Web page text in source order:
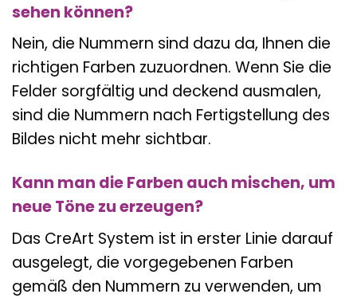
sehen können?
Nein, die Nummern sind dazu da, Ihnen die
richtigen Farben zuzuordnen. Wenn Sie die
Felder sorgfältig und deckend ausmalen,
sind die Nummern nach Fertigstellung des
Bildes nicht mehr sichtbar.
Kann man die Farben auch mischen, um
neue Töne zu erzeugen?
Das CreArt System ist in erster Linie darauf
ausgelegt, die vorgegebenen Farben
gemäß den Nummern zu verwenden, um